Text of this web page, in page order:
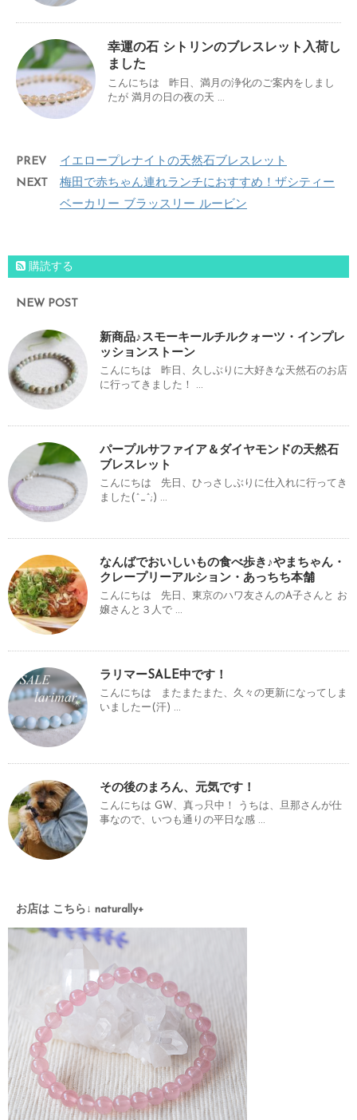
幸運の石 シトリンのブレスレット入荷し
ました
こんにちは 昨日、満月の浄化のご案内をしまし
たが 満月の日の夜の天 ...
PREV
イエロープレナイトの天然石ブレスレット
NEXT
梅田で赤ちゃん連れランチにおすすめ！ザシティー
ベーカリー ブラッスリー ルービン
購読する
NEW POST
新商品♪スモーキールチルクォーツ・インプレ
ッションストーン
こんにちは 昨日、久しぶりに大好きな天然石のお店
に行ってきました！ ...
パープルサファイア＆ダイヤモンドの天然石
ブレスレット
こんにちは 先日、ひっさしぶりに仕入れに行ってき
ました(^_^;) ...
なんばでおいしいもの食べ歩き♪やまちゃん・
クレープリーアルション・あっちち本舗
こんにちは 先日、東京のハワ友さんのA子さんと お
嬢さんと３人で ...
ラリマーSALE中です！
こんにちは またまたまた、久々の更新になってしま
いましたー(汗) ...
その後のまろん、元気です！
こんにちは GW、真っ只中！ うちは、旦那さんが仕
事なので、いつも通りの平日な感 ...
お店は こちら↓ naturally+